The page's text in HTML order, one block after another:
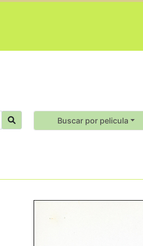
Buscar por pelicula